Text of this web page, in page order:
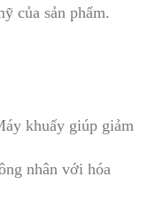
của sản phẩm.
khuấy giúp giảm
nhân với hóa